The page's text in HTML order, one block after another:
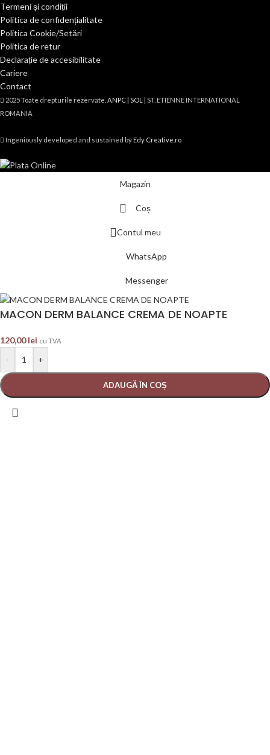
Termeni și condiții
Politica de confidențialitate
Politica Cookie/Setări
Politica de retur
Declarație de accesibilitate
Cariere
Contact
2025 Toate drepturile rezervate. ANPC | SOL | ST. ETIENNE INTERNATIONAL
ROMANIA
Ingeniously developed and sustained byEdy Creative.ro
Magazin
Coș
Contul meu
WhatsApp
Messenger
MACON DERM BALANCE CREMA DE NOAPTE
120,00lei cu TVA
- +
ADAUGĂ ÎN COȘ